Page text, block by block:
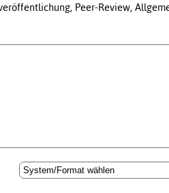
Peer-Review,